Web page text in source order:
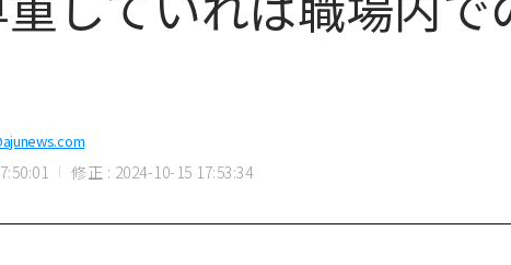
修正 : 2024-10-15 17:53:34